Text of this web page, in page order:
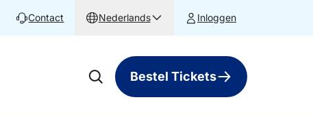
Contact Nederlands Inloggen
Bestel Tickets